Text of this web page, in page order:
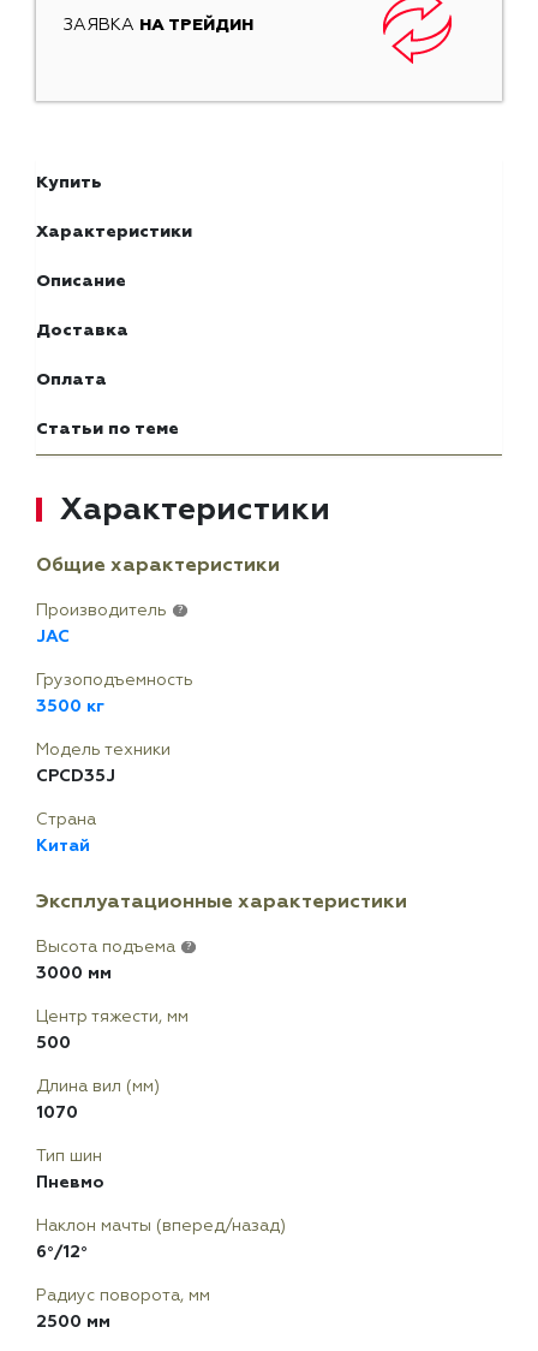
ЗАЯВКА НА ТРЕЙДИН
Купить
Характеристики
Описание
Доставка
Оплата
Статьи по теме
Характеристики
Общие характеристики
Производитель ?
JAC
Грузоподъемность
3500 кг
Модель техники
CPCD35J
Страна
Китай
Эксплуатационные характеристики
Высота подъема ?
3000 мм
Центр тяжести, мм
500
Длина вил (мм)
1070
Тип шин
Пневмо
Наклон мачты (вперед/назад)
6°/12°
Радиус поворота, мм
2500 мм